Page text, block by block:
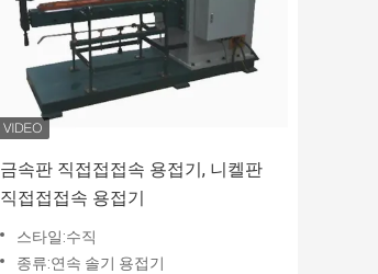
금속판 직접접접속 용접기, 니켈판
직접접접속 용접기
스타일:수직
종류:연속 솔기 용접기